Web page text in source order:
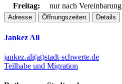
Freitag:
nur nach Vereinbarung
Adresse Öffnungszeiten Details
Jankez Ali
jankez.ali(at)stadt-schwerte.de
Teilhabe und Migration